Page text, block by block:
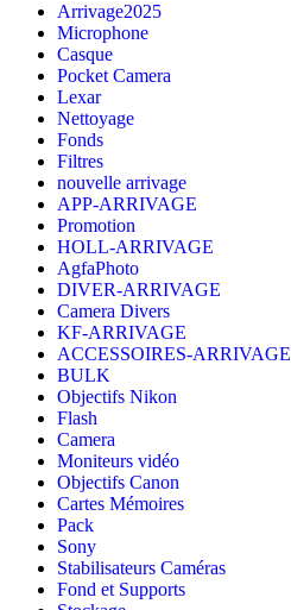
Arrivage2025
Microphone
Casque
Pocket Camera
Lexar
Nettoyage
Fonds
Filtres
nouvelle arrivage
APP-ARRIVAGE
Promotion
HOLL-ARRIVAGE
AgfaPhoto
DIVER-ARRIVAGE
Camera Divers
KF-ARRIVAGE
ACCESSOIRES-ARRIVAGE
BULK
Objectifs Nikon
Flash
Camera
Moniteurs vidéo
Objectifs Canon
Cartes Mémoires
Pack
Sony
Stabilisateurs Caméras
Fond et Supports